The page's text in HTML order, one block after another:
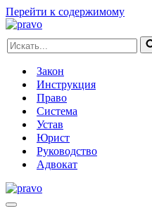
Перейти к содержимому
Искать...
Закон
Инструкция
Право
Система
Устав
Юрист
Руководство
Адвокат
Меню